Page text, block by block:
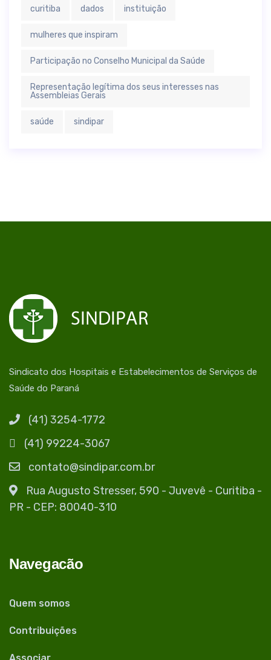
curitiba dados instituição
mulheres que inspiram
Participação no Conselho Municipal da Saúde
Representação legítima dos seus interesses nas
Assembleias Gerais
saúde sindipar
Sindicato dos Hospitais e Estabelecimentos de Serviços de
Saúde do Paraná
(41) 3254-1772
(41) 99224-3067
contato@sindipar.com.br
Rua Augusto Stresser, 590 - Juvevê - Curitiba -
PR - CEP: 80040-310
Navegacão
Quem somos
Contribuições
Associar